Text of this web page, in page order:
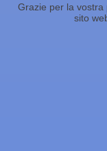
Grazie per la vostra
sito